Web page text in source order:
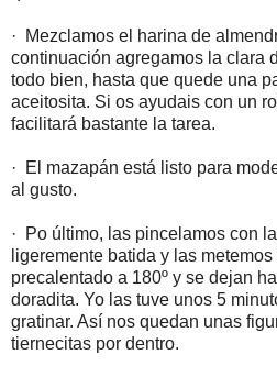
· Mezclamos el harina de
continuación agregamos la clara
todo bien, hasta que quede una
aceitosita. Si os ayudais con un
facilitará bastante la tarea.
· El mazapán está listo para
al gusto.
· Po último, las pincelamos con
ligeremente batida y las
precalentado a 180º y se dejan
doradita. Yo las tuve unos 5
gratinar. Así nos quedan unas
tiernecitas por dentro.